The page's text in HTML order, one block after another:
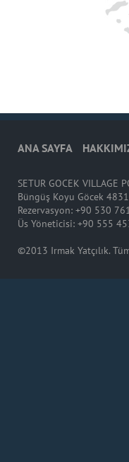
ANA SAYFA
SETUR GOCEK
Büngüş Koyu Göcek
Rezervasyon: +90 530
Üs Yöneticisi: +90 555
©2013 Irmak Yatçılık.